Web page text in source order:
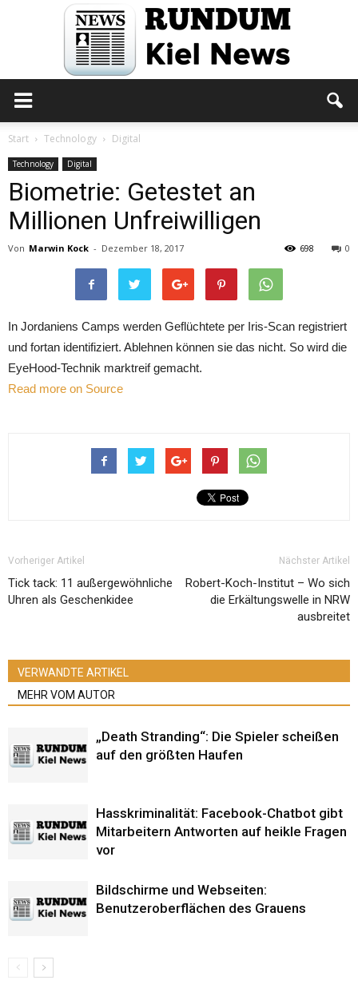
Kiel
Start Technology Digital
Technology Digital
Biometrie: Getestet an
Millionen Unfreiwilligen
Von Marwin Kock - Dezember 18, 2017 0
698
In Jordaniens Camps werden Geflüchtete per Iris-Scan registriert
und fortan identifiziert. Ablehnen können sie das nicht. So wird die
EyeHood-Technik marktreif gemacht.
Read more on Source
Vorheriger Artikel
Tick tack: 11 außergewöhnliche
Uhren als Geschenkidee
Nächster Artikel
Robert-Koch-Institut – Wo sich
die Erkältungswelle in NRW
ausbreitet
VERWANDTE ARTIKEL
MEHR VOM AUTOR
„Death Stranding“: Die Spieler scheißen
auf den größten Haufen
Hasskriminalität: Facebook-Chatbot gibt
Mitarbeitern Antworten auf heikle Fragen
vor
Bildschirme und Webseiten:
Benutzeroberflächen des Grauens